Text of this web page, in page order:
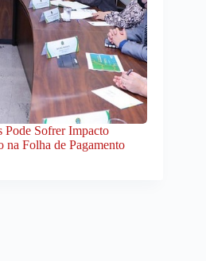
Pode Sofrer Impacto
na Folha de Pagamento